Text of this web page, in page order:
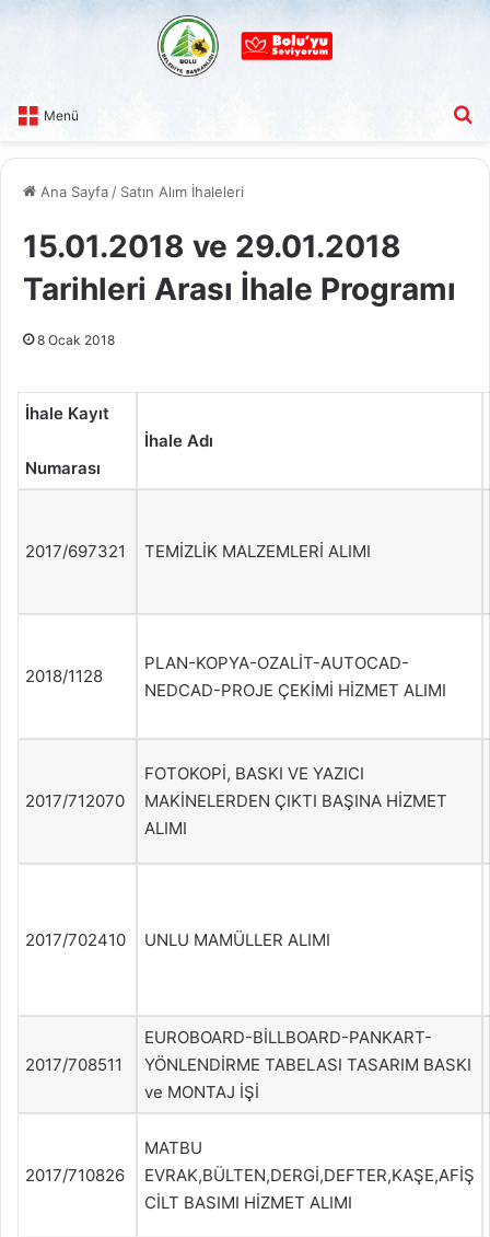
Menü
Ana Sayfa / Satın Alım İhaleleri
15.01.2018 ve 29.01.2018
Tarihleri Arası İhale Programı
8 Ocak 2018
İhale Kayıt
Numarası
İhale Adı
2017/697321 TEMİZLİK MALZEMLERİ ALIMI
2018/1128
PLAN-KOPYA-OZALİT-AUTOCAD-
NEDCAD-PROJE ÇEKİMİ HİZMET ALIMI
2017/712070
FOTOKOPİ, BASKI VE YAZICI
MAKİNELERDEN ÇIKTI BAŞINA HİZMET
ALIMI
2017/702410 UNLU MAMÜLLER ALIMI
2017/708511
EUROBOARD-BİLLBOARD-PANKART-
YÖNLENDİRME TABELASI TASARIM BASKI
ve MONTAJ İŞİ
2017/710826
MATBU
EVRAK,BÜLTEN,DERGİ,DEFTER,KAŞE,AFİŞ
CİLT BASIMI HİZMET ALIMI